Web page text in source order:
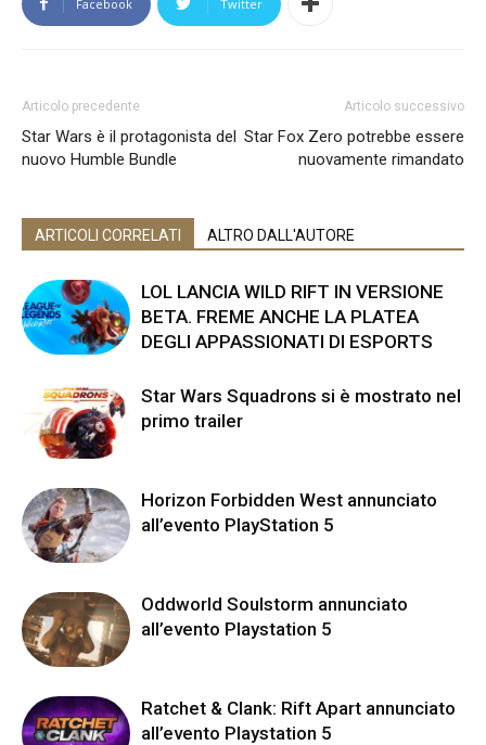
Facebook Twitter
Articolo precedente
Star Wars è il protagonista del
nuovo Humble Bundle
Articolo successivo
Star Fox Zero potrebbe essere
nuovamente rimandato
ARTICOLI CORRELATI ALTRO DALL'AUTORE
LOL LANCIA WILD RIFT IN VERSIONE
BETA. FREME ANCHE LA PLATEA
DEGLI APPASSIONATI DI ESPORTS
Star Wars Squadrons si è mostrato nel
primo trailer
Horizon Forbidden West annunciato
all’evento PlayStation 5
Oddworld Soulstorm annunciato
all’evento Playstation 5
Ratchet & Clank: Rift Apart annunciato
all’evento Playstation 5